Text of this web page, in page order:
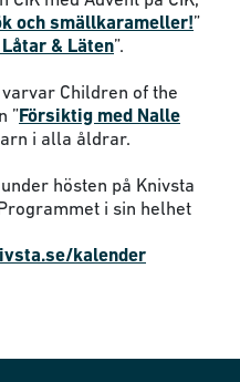
och smällkarameller!”
& Läten”.
Children of the
”Försiktig med Nalle
i alla åldrar.
hösten på Knivsta
i sin helhet
kalender